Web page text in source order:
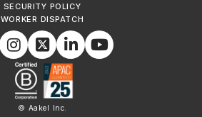
SECURITY POLICY
WORKER DISPATCH
© Aakel Inc.